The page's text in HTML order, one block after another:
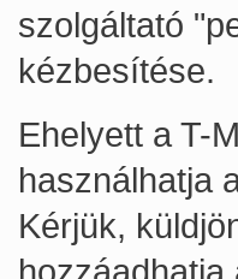
szolgáltató
kézbesítése.
Ehelyett a T-
használhatja
Kérjük,